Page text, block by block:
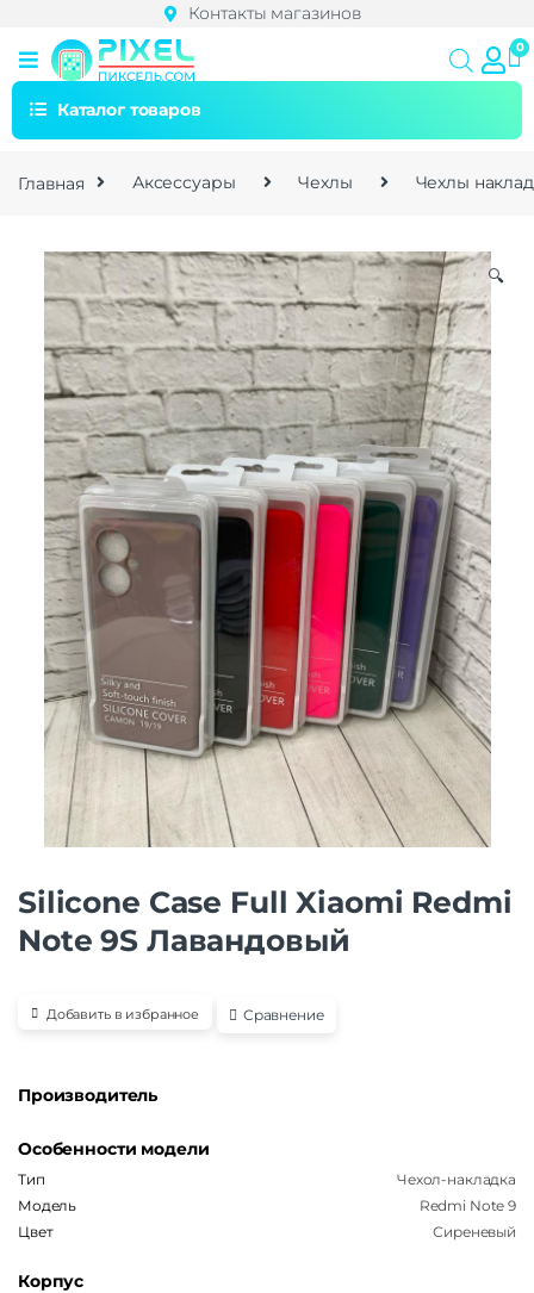
Контакты магазинов
Каталог товаров
Главная Аксессуары Чехлы Чехлы
🔍
Silicone Case Full Xiaomi Redmi
Note 9S Лавандовый
Добавить в избранное Сравнение
Производитель
Особенности модели
Тип
Чехол-накладка
Модель
Redmi Note 9
Цвет
Сиреневый
Корпус